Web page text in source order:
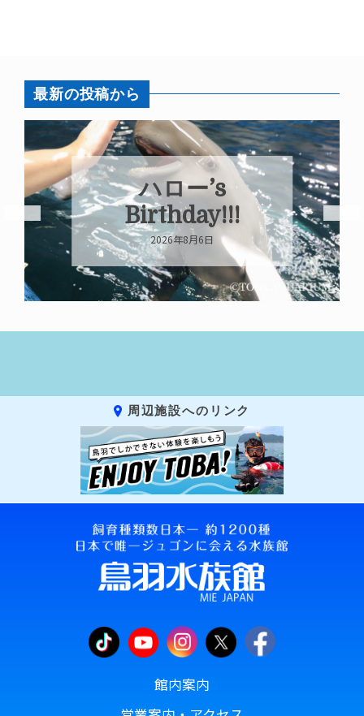
最新の投稿から
ハロー’s
Birthday!!!
2026年8月6日
周辺施設へのリンク
館内案内